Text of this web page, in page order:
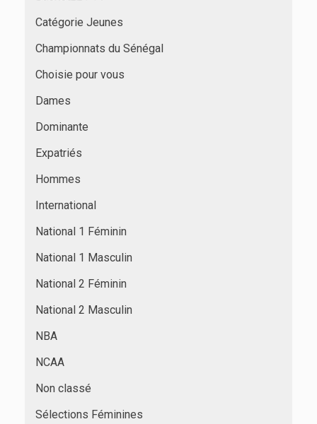
Catégorie Jeunes
Championnats du Sénégal
Choisie pour vous
Dames
Dominante
Expatriés
Hommes
International
National 1 Féminin
National 1 Masculin
National 2 Féminin
National 2 Masculin
NBA
NCAA
Non classé
Sélections Féminines